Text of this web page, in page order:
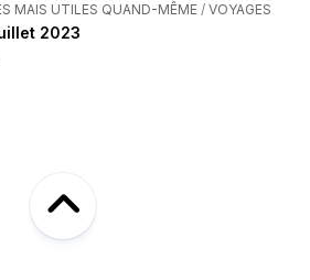
MAIS UTILES QUAND-MÊME / VOYAGES
2023